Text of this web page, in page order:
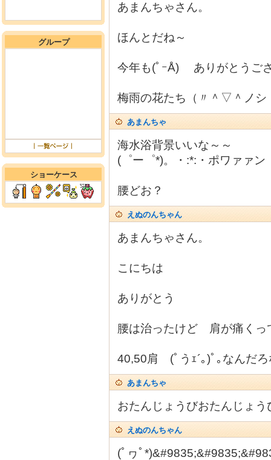
グループ
ショーケース
あまんちゃさん。
ほんとだね～
今年も(ﾟｰÅ) ありがとうご
梅雨の花たち（〃＾▽＾ノシ
あまんちゃ
海水浴背景いいな～～
(゜ー゜*)。・:*:・ポワァァン
腰どお？
えぬのんちゃん
あまんちゃさん。
こにちは
ありがとう
腰は治ったけど 肩が痛くっ
40,50肩 (ﾟうｪ´｡)ﾟ｡なんだろ
あまんちゃ
おたんじょうびおたんじょう
えぬのんちゃん
(ﾟヮﾟ